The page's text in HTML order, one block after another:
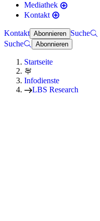
Mediathek
Kontakt
Kontakt Abonnieren Suche
Suche
Abonnieren
Startseite
Infodienste
LBS Research